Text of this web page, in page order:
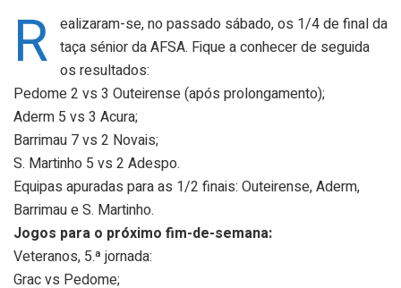
R ealizaram-se, no passado sábado, os 1/4 de final da
taça sénior da AFSA. Fique a conhecer de seguida
os resultados:
Pedome 2 vs 3 Outeirense (após prolongamento);
Aderm 5 vs 3 Acura;
Barrimau 7 vs 2 Novais;
S. Martinho 5 vs 2 Adespo.
Equipas apuradas para as 1/2 finais: Outeirense, Aderm,
Barrimau e S. Martinho.
Jogos para o próximo fim-de-semana:
Veteranos, 5.ª jornada:
Grac vs Pedome;